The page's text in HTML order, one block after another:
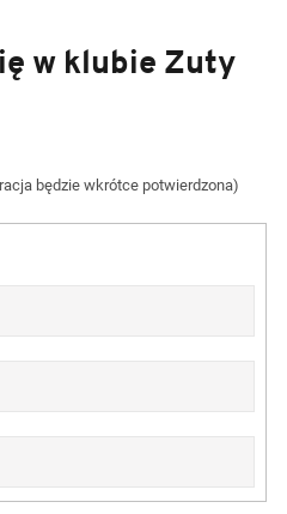
w klubie Zuty
będzie wkrótce potwierdzona)